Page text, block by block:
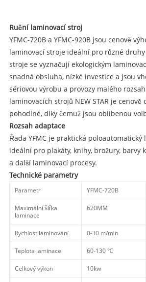
Ruční laminovací stroj
YFMC-720B a YFMC-920B jsou cenově
laminovací stroje ideální pro různé druhy
stroje se vyznačují ekologickým
snadná obsluha, nízké investice a jsou
sériovou výrobu a provozy malého
laminovacích strojů NEW STAR je
pohodlné, díky čemuž jsou oblíbenou
Rozsah adaptace
Řada YFMC je praktická poloautomatický
ideální pro plakáty, knihy, brožury, barvy
a další laminovací procesy.
Technické parametry
Parametr YFMC-720B
Maximální šířka
laminace
620MM
Rychlost laminování 0-30 m/min
Teplota laminace 60-130 ℃
Celkový výkon 10kw